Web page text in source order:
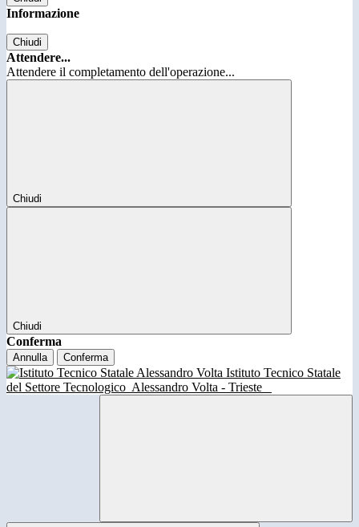
Informazione
Chiudi
Attendere...
Attendere il completamento dell'operazione...
Chiudi
Chiudi
Conferma
Annulla Conferma
Istituto Tecnico Statale
del Settore Tecnologico Alessandro Volta - Trieste